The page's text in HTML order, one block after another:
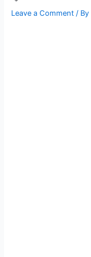
Leave a Comment / By